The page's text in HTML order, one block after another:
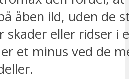
åben ild, uden de
skader eller ridser i
et minus ved de